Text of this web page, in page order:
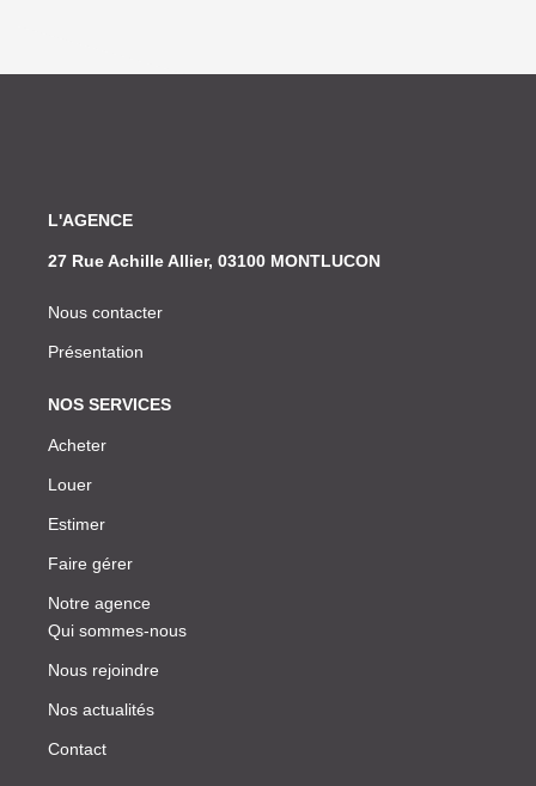
L'AGENCE
27 Rue Achille Allier, 03100 MONTLUCON
Nous contacter
Présentation
NOS SERVICES
Acheter
Louer
Estimer
Faire gérer
Notre agence
Qui sommes-nous
Nous rejoindre
Nos actualités
Contact